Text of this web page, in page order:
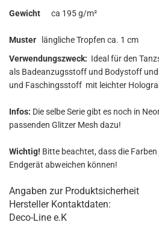
Gewicht ca 195 g/m²
Muster
längliche Tropfen ca. 1 cm
Verwendungszweck: Ideal für den
als Badeanzugsstoff und Bodystoff
und Faschingsstoff mit leichter
Infos: Die selbe Serie gibt es noch in
passenden Glitzer Mesh dazu!
Wichtig! Bitte beachtet, dass die
Endgerät abweichen können!
Angaben zur Produktsicherheit
Hersteller Kontaktdaten:
Deco-Line e.K